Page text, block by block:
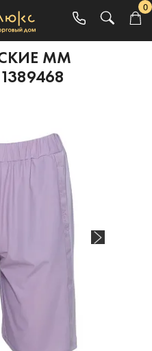
0
MM